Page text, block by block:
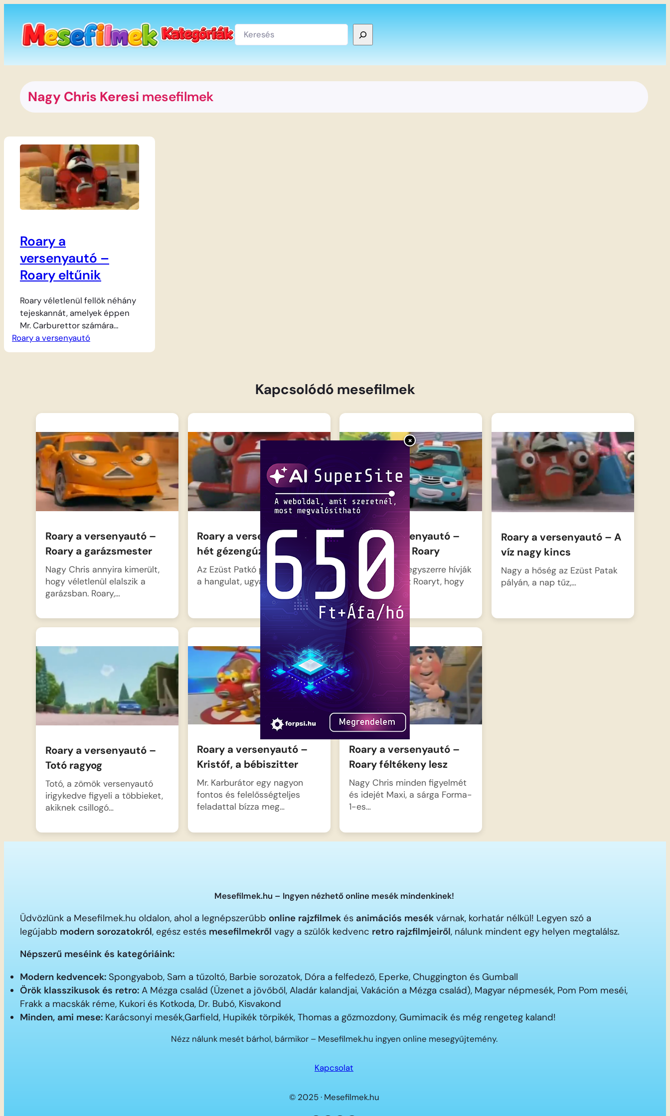
×
tartalomhoz
Keresés
Nagy Chris Keresi mesefilmek
Roary a
versenyautó –
Roary eltűnik
Roary véletlenül fellök néhány
tejeskannát, amelyek éppen
Mr. Carburettor számára
érkeztek. A kis piros
versenyautó annyira megijed a
elrejtőzik a pálya egy távoli
és a többi autó aggódva
indulnak a keresésére,
Roarynak meg kell tanulnia,
hogy a balesetek…
Roary a versenyautó
Kapcsolódó mesefilmek
Roary a versenyautó –
Roary a garázsmester
Nagy Chris annyira kimerült,
hogy véletlenül elalszik a
garázsban. Roary,…
Roary a versenyautó – A
hét gézengúz
Az Ezüst Patkó pályán feszült
a hangulat, ugyanis Roary és…
Roary a versenyautó –
Dönts végre Roary
Cici és Bádog egyszerre hívják
meg magukhoz Roaryt, hogy
töltsék…
Roary a versenyautó – A
víz nagy kincs
Nagy a hőség az Ezüst Patak
pályán, a nap tűz,…
Roary a versenyautó –
Totó ragyog
Totó, a zömök versenyautó
irigykedve figyeli a többieket,
akiknek csillogó…
Roary a versenyautó –
Kristóf, a bébiszitter
Mr. Karburátor egy nagyon
fontos és felelősségteljes
feladattal bízza meg…
Roary a versenyautó –
Roary féltékeny lesz
Nagy Chris minden figyelmét
és idejét Maxi, a sárga Forma-
1-es…
Mesefilmek.hu – Ingyen nézhető online mesék mindenkinek!
Üdvözlünk a Mesefilmek.hu oldalon, ahol a legnépszerűbb online rajzfilmek és animációs mesék várnak, korhatár nélkül! Legyen szó a
legújabb modern sorozatokról, egész estés mesefilmekről vagy a szülők kedvenc retro rajzfilmjeiről, nálunk mindent egy helyen megtalálsz.
Népszerű meséink és kategóriáink:
Modern kedvencek: Spongyabob, Sam a tűzoltó, Barbie sorozatok, Dóra a felfedező, Eperke, Chuggington és Gumball
Örök klasszikusok és retro: A Mézga család (Üzenet a jövőből, Aladár kalandjai, Vakáción a Mézga család), Magyar népmesék, Pom Pom meséi,
Frakk a macskák réme, Kukori és Kotkoda, Dr. Bubó, Kisvakond
Minden, ami mese: Karácsonyi mesék,Garfield, Hupikék törpikék, Thomas a gőzmozdony, Gumimacik és még rengeteg kaland!
Nézz nálunk mesét bárhol, bármikor – Mesefilmek.hu ingyen online mesegyűjtemény.
Kapcsolat
© 2025 · Mesefilmek.hu